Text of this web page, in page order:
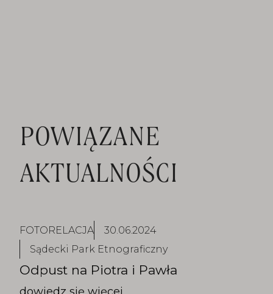
POWIĄZANE
AKTUALNOŚCI
FOTORELACJA
30.06.2024
Sądecki Park Etnograficzny
Odpust na Piotra i Pawła